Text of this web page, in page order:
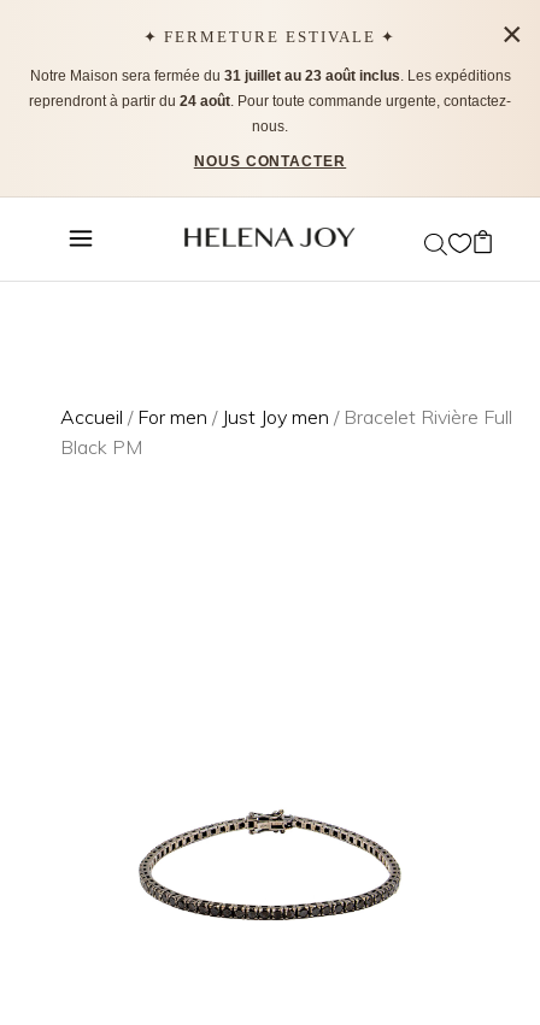
✦ FERMETURE ESTIVALE ✦
Notre Maison sera fermée du 31 juillet au 23 août inclus. Les expéditions
reprendront à partir du 24 août. Pour toute commande urgente, contactez-
nous.
NOUS CONTACTER
×
Accueil / For men / Just Joy men / Bracelet Rivière Full
Black PM